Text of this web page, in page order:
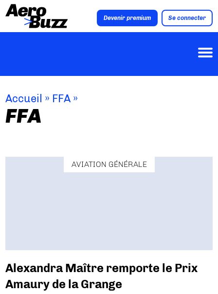
Devenir premium Se connecter
Accueil » FFA »
FFA
AVIATION GÉNÉRALE
Alexandra Maître remporte le Prix
Amaury de la Grange